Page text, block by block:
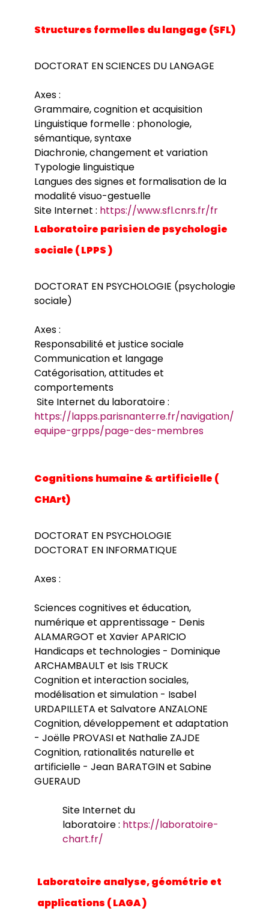
Structures formelles du langage (SFL)
DOCTORAT EN SCIENCES DU LANGAGE
Axes :
Grammaire, cognition et acquisition
Linguistique formelle : phonologie,
sémantique, syntaxe
Diachronie, changement et variation
Typologie linguistique
Langues des signes et formalisation de la
modalité visuo-gestuelle
Site Internet : https://www.sfl.cnrs.fr/fr
Laboratoire parisien de psychologie
sociale ( LPPS )
DOCTORAT EN PSYCHOLOGIE (psychologie
sociale)
Axes :
Responsabilité et justice sociale
Communication et langage
Catégorisation, attitudes et
comportements
Site Internet du laboratoire :
https://lapps.parisnanterre.fr/navigation/
equipe-grpps/page-des-membres
Cognitions humaine & artificielle (
CHArt)
DOCTORAT EN PSYCHOLOGIE
DOCTORAT EN INFORMATIQUE
Axes :
Sciences cognitives et éducation,
numérique et apprentissage - Denis
ALAMARGOT et Xavier APARICIO
Handicaps et technologies - Dominique
ARCHAMBAULT et Isis TRUCK
Cognition et interaction sociales,
modélisation et simulation - Isabel
URDAPILLETA et Salvatore ANZALONE
Cognition, développement et adaptation
- Joëlle PROVASI et Nathalie ZAJDE
Cognition, rationalités naturelle et
artificielle - Jean BARATGIN et Sabine
GUERAUD
Site Internet du
laboratoire : https://laboratoire-
chart.fr/
Laboratoire analyse, géométrie et
applications ( LAGA )